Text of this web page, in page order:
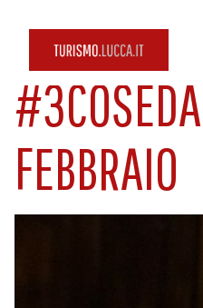
FEBBRAIO